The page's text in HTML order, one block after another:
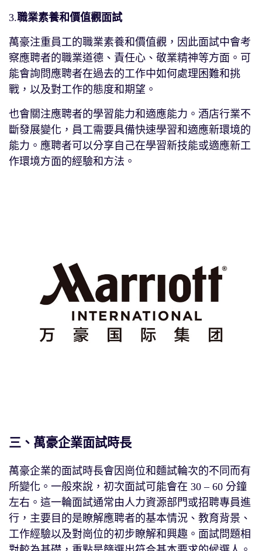
3.職業素養和價值觀面試
萬豪注重員工的職業素養和價值觀，因此面試中會考
察應聘者的職業道德、責任心、敬業精神等方面。可
能會詢問應聘者在過去的工作中如何處理困難和挑
戰，以及對工作的態度和期望。
也會關注應聘者的學習能力和適應能力。酒店行業不
斷發展變化，員工需要具備快速學習和適應新環境的
能力。應聘者可以分享自己在學習新技能或適應新工
作環境方面的經驗和方法。
三、萬豪企業面試時長
萬豪企業的面試時長會因崗位和麵試輪次的不同而有
所變化。一般來說，初次面試可能會在 30 – 60 分鐘
左右。這一輪面試通常由人力資源部門或招聘專員進
行，主要目的是瞭解應聘者的基本情況、教育背景、
工作經驗以及對崗位的初步瞭解和興趣。面試問題相